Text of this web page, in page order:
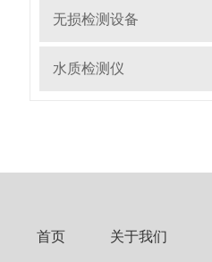
无损检测设备
水质检测仪
首页 关于我们